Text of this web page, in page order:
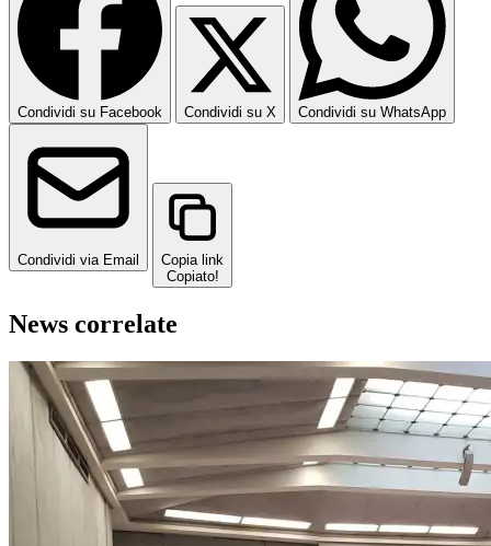
Condividi su Facebook Condividi su X Condividi su WhatsApp
Condividi via Email
Copia link
Copiato!
News correlate